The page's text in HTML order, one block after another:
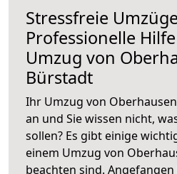
Stressfreie
Professionelle
Umzug von
Bürstadt
Ihr Umzug von
an und Sie wissen nicht,
sollen? Es gibt einige
einem Umzug von
beachten sind.